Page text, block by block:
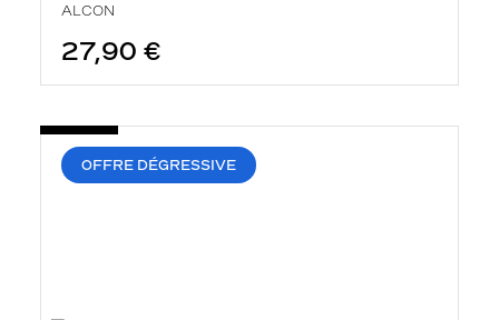
ALCON
27,90 €
OFFRE DÉGRESSIVE